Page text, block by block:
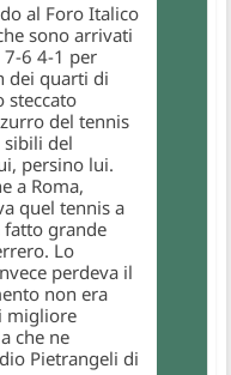
al Foro Italico
sono arrivati
7-6 4-1 per
dei quarti di
steccato
del tennis
sibili del
persino lui.
a Roma,
quel tennis a
fatto grande
Lo
perdeva il
non era
migliore
che ne
Pietrangeli di